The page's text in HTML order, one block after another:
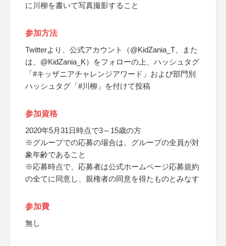
に川柳を書いて写真撮影すること
参加方法
Twitterより、公式アカウント（@KidZania_T、また
は、@KidZania_K）をフォローの上、ハッシュタグ
「#キッザニアチャレンジアワード」および部門別
ハッシュタグ「#川柳」を付けて投稿
参加資格
2020年5月31日時点で3～15歳の方
※グループでの応募の場合は、グループの全員が対
象年齢であること
※応募時点で、応募者は公式ホームページ応募規約
の全てに同意し、親権者の同意を得たものとみなす
参加費
無し